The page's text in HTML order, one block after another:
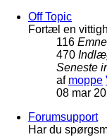
Off Topic
Fortæl en
116
470
Seneste
af moppe
08 mar
Forumsupport
Har du